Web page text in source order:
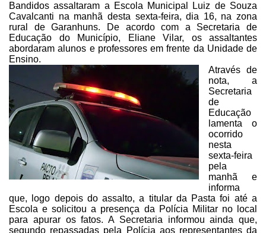
Bandidos assaltaram a Escola Municipal Luiz de Souza
Cavalcanti na manhã desta sexta-feira, dia 16, na zona
rural de Garanhuns. De acordo com a Secretaria de
Educação do Município, Eliane Vilar, os assaltantes
abordaram alunos e professores em frente da Unidade de
Ensino.
Através de
nota, a
Secretaria
de
Educação
lamenta o
ocorrido
nesta
sexta-feira
pela
manhã e
informa
que, logo depois do assalto, a titular da Pasta foi até a
Escola e solicitou a presença da Polícia Militar no local
para apuraros fatos. A Secretaria informou ainda que,
segundo repassadas pela Polícia aosrepresentantes da